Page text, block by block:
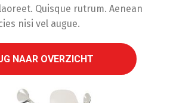
Quisque rutrum. Aenean
nisi vel augue.
NAAR OVERZICHT